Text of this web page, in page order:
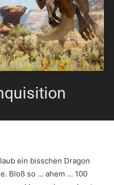
ein bisschen Dragon
Bloß so … ahem … 100